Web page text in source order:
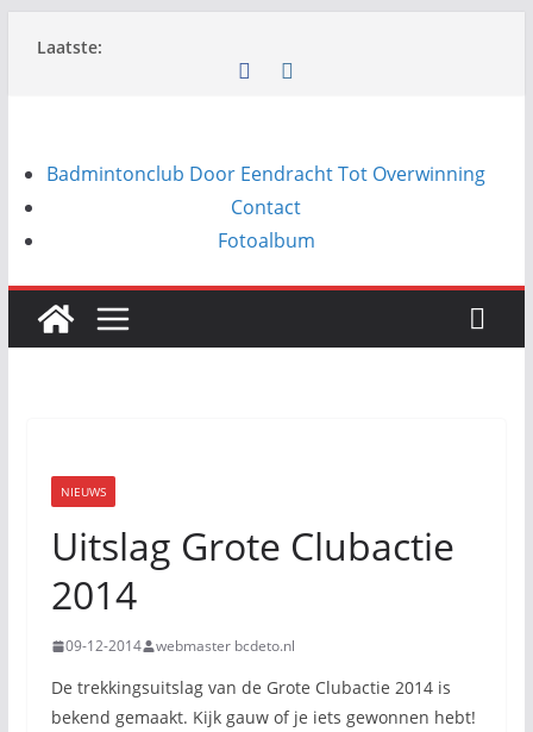
naar
Laatste:
Badmintonclub Door Eendracht Tot Overwinning
Contact
Fotoalbum
NIEUWS
Uitslag Grote Clubactie
2014
09-12-2014 webmaster bcdeto.nl
De trekkingsuitslag van de Grote Clubactie 2014 is
bekend gemaakt. Kijk gauw of je iets gewonnen hebt!